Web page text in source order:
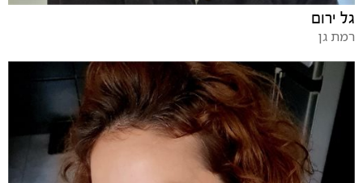
גל ירום
רמת גן